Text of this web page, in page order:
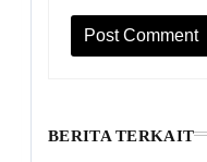
BERITA TERKAIT